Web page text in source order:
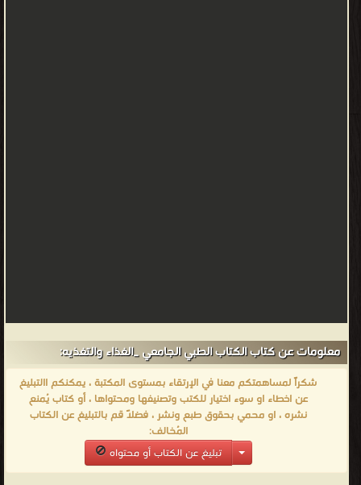
معلومات عن كتاب الكتاب الطبي الجامعي _الغذاء والتغذيه:
شكراً لمساهمتكم معنا في الإرتقاء بمستوى المكتبة ، يمكنكم االتبليغ
عن اخطاء او سوء اختيار للكتب وتصنيفها ومحتواها ، أو كتاب يُمنع
نشره ، او محمي بحقوق طبع ونشر ، فضلاً قم بالتبليغ عن الكتاب
المُخالف:
تبليغ عن الكتاب أو محتواه